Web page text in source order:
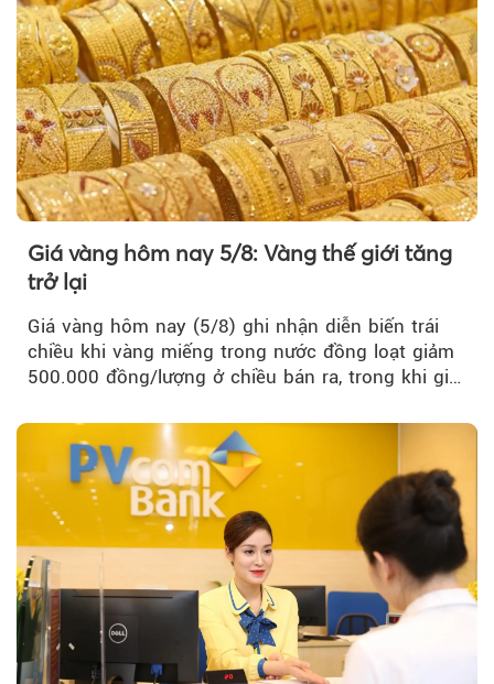
Giá vàng hôm nay 5/8: Vàng thế giới tăng
trở lại
Giá vàng hôm nay (5/8) ghi nhận diễn biến trái
chiều khi vàng miếng trong nước đồng loạt giảm
500.000 đồng/lượng ở chiều bán ra, trong khi giá
thương hiệu.